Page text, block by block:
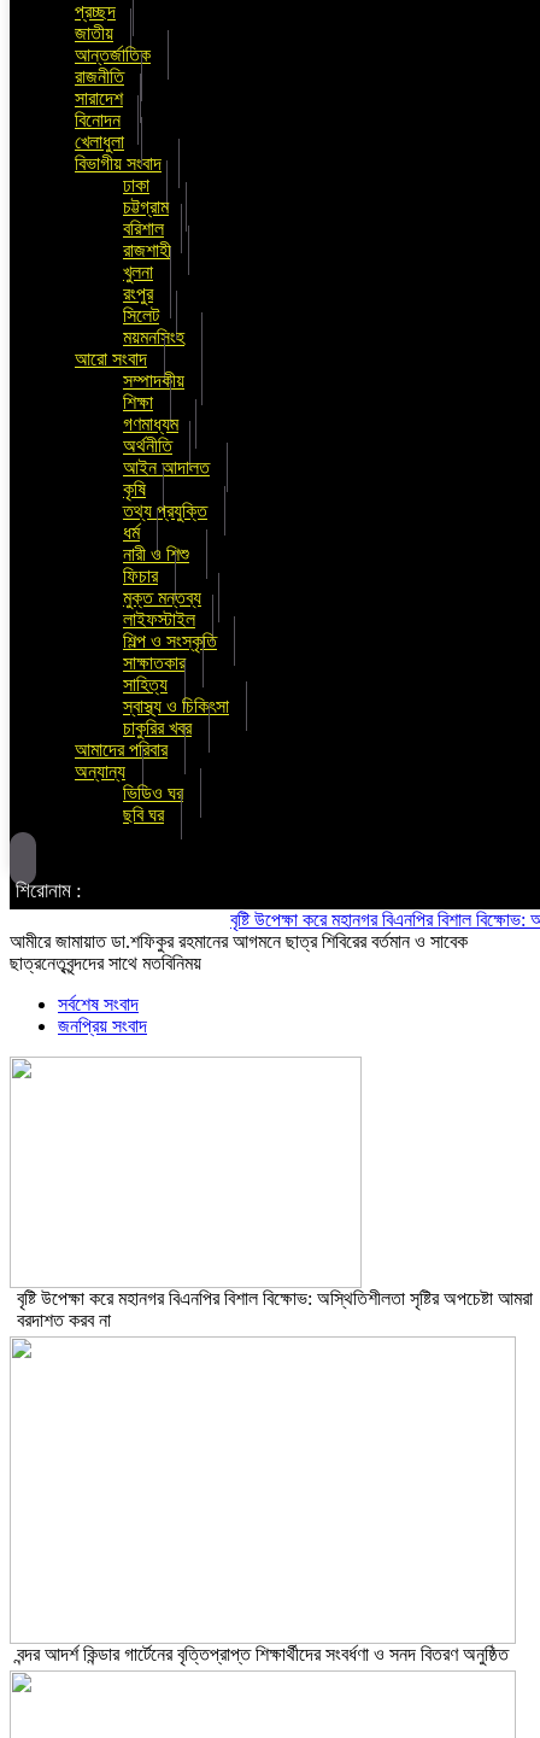
প্রচ্ছদ
জাতীয়
আন্তর্জাতিক
রাজনীতি
সারাদেশ
বিনোদন
খেলাধুলা
বিভাগীয় সংবাদ
ঢাকা
চট্টগ্রাম
বরিশাল
রাজশাহী
খুলনা
রংপুর
সিলেট
ময়মনসিংহ
আরো সংবাদ
সম্পাদকীয়
শিক্ষা
গণমাধ্যম
অর্থনীতি
আইন আদালত
কৃষি
তথ্য প্রযুক্তি
ধর্ম
নারী ও শিশু
ফিচার
মুক্ত মন্তব্য
লাইফস্টাইল
শিল্প ও সংস্কৃতি
সাক্ষাতকার
সাহিত্য
স্বাস্থ্য ও চিকিৎসা
চাকুরির খবর
আমাদের পরিবার
অন্যান্য
ভিডিও ঘর
ছবি ঘর
শিরোনাম :
বৃষ্টি উপেক্ষা করে মহানগর বিএনপির বিশাল বিক্ষোভ:
আমীরে জামায়াত ডা.শফিকুর রহমানের আগমনে ছাত্র শিবিরের বর্তমান ও সাবেক
ছাত্রনেতৃবৃন্দদের সাথে মতবিনিময়
সর্বশেষ সংবাদ
জনপ্রিয় সংবাদ
বৃষ্টি উপেক্ষা করে মহানগর বিএনপির বিশাল বিক্ষোভ: অস্থিতিশীলতা সৃষ্টির অপচেষ্টা আমরা
বরদাশত করব না
বন্দর আদর্শ কিন্ডার গার্টেনের বৃত্তিপ্রাপ্ত শিক্ষার্থীদের সংবর্ধণা ও সনদ বিতরণ অনুষ্ঠিত